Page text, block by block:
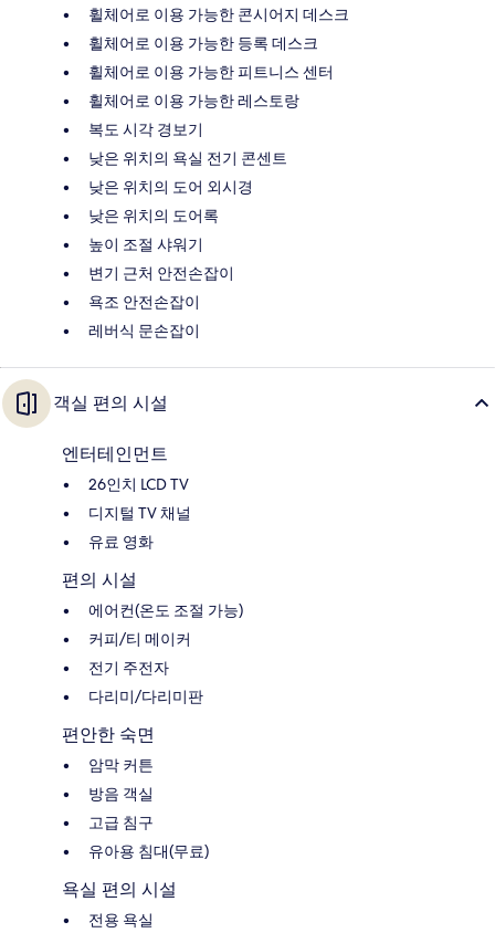
휠체어로 이용 가능한 콘시어지 데스크
휠체어로 이용 가능한 등록 데스크
휠체어로 이용 가능한 피트니스 센터
휠체어로 이용 가능한 레스토랑
복도 시각 경보기
낮은 위치의 욕실 전기 콘센트
낮은 위치의 도어 외시경
낮은 위치의 도어록
높이 조절 샤워기
변기 근처 안전손잡이
욕조 안전손잡이
레버식 문손잡이
객실 편의 시설
엔터테인먼트
26인치 LCD TV
디지털 TV 채널
유료 영화
편의 시설
에어컨(온도 조절 가능)
커피/티 메이커
전기 주전자
다리미/다리미판
편안한 숙면
암막 커튼
방음 객실
고급 침구
유아용 침대(무료)
욕실 편의 시설
전용 욕실